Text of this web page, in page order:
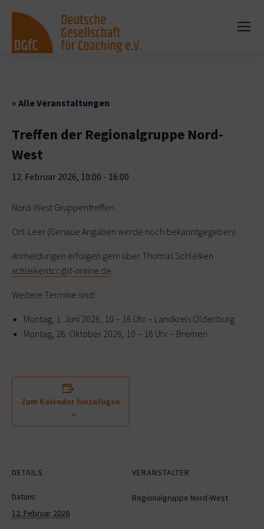
« Alle Veranstaltungen
Treffen der Regionalgruppe Nord-
West
12. Februar 2026, 10:00 - 16:00
Nord-West Gruppentreffen
Ort: Leer (Genaue Angaben werde noch bekanntgegeben)
Anmeldungen erfolgen gern über Thomas Schleiken
schleikentcc@t-online.de
Weitere Termine sind:
Montag, 1. Juni 2026, 10 – 16 Uhr – Landkreis Oldenburg
Montag, 26. Oktober 2026, 10 – 16 Uhr – Bremen
Zum Kalender hinzufügen
DETAILS
Datum:
12. Februar 2026
VERANSTALTER
Regionalgruppe Nord-West